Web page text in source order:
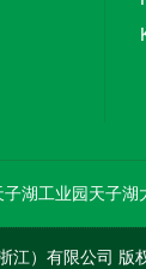
湖工业园天子湖
江）有限公司 版